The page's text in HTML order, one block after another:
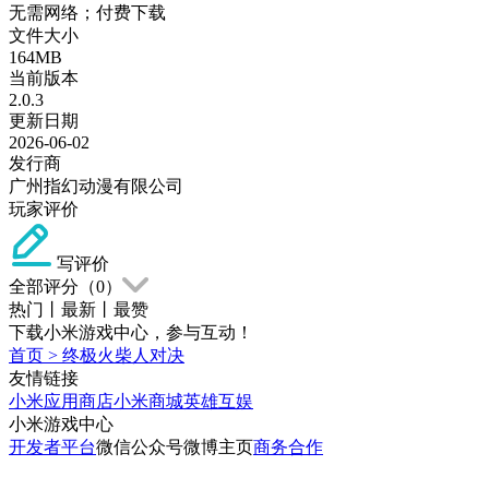
无需网络；付费下载
文件大小
164MB
当前版本
2.0.3
更新日期
2026-06-02
发行商
广州指幻动漫有限公司
玩家评价
写评价
全部评分（0）
热门
最新
最赞
下载小米游戏中心，参与互动！
首页 > 终极火柴人对决
友情链接
小米应用商店小米商城英雄互娱
小米游戏中心
开发者平台微信公众号微博主页商务合作